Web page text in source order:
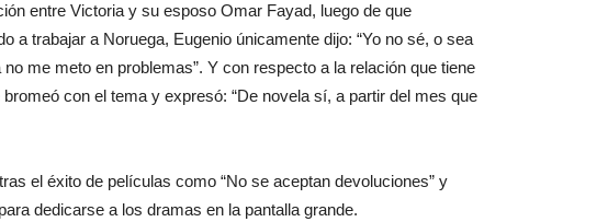
entre Victoria y su esposo Omar Fayad, luego de que
a trabajar a Noruega, Eugenio únicamente dijo: “Yo no sé, o sea
me meto en problemas”. Y con respecto a la relación que tiene
con el tema y expresó: “De novela sí, a partir del mes que
el éxito de películas como “No se aceptan devoluciones” y
dedicarse a los dramas en la pantalla grande.